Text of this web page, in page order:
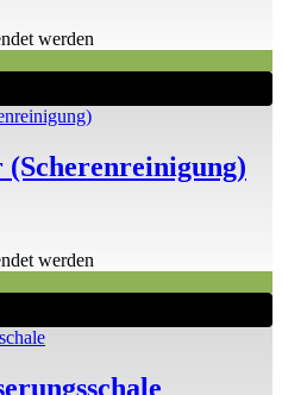
werden
werden